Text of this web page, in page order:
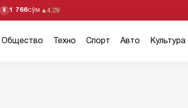
¥ 1 766сўм ▲ 4,29
Общество Техно Спорт Авто Культура